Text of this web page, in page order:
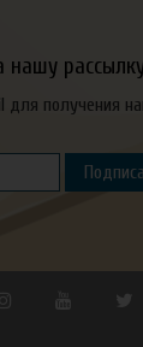
нашу
получения